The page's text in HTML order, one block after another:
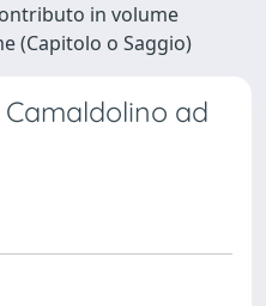
in volume
(Capitolo o Saggio)
ad